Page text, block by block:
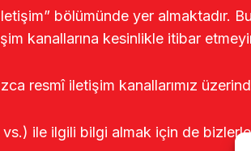
bölümünde yer almaktadır.
kanallarına kesinlikle itibar
resmî iletişim kanallarımız
ile ilgili bilgi almak için de